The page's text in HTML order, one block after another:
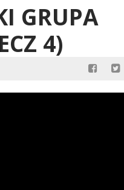
GRUPA
4)